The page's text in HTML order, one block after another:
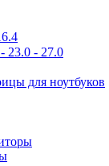
23.0 - 27.0
для ноутбуков